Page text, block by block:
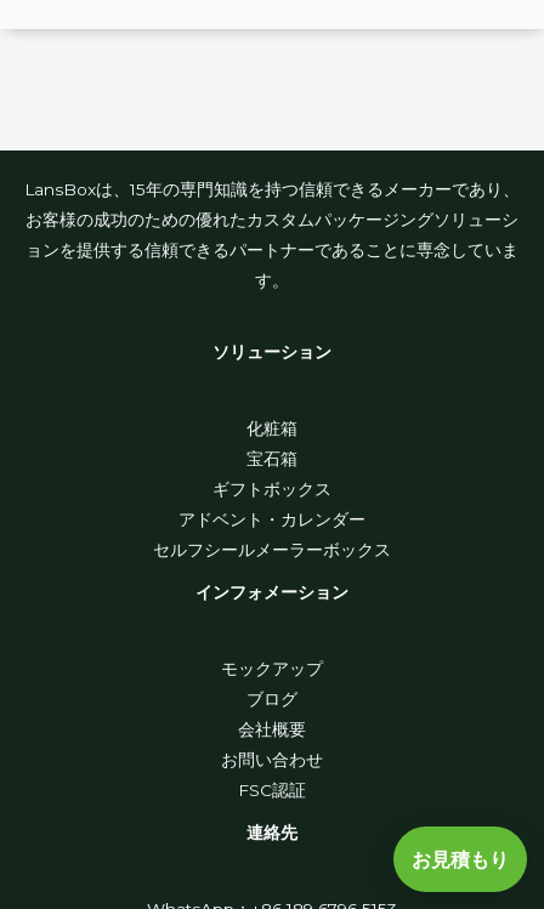
LansBoxは、15年の専門知識を持つ信頼できるメーカーであり、
お客様の成功のための優れたカスタムパッケージングソリューシ
ョンを提供する信頼できるパートナーであることに専念していま
す。
ソリューション
化粧箱
宝石箱
ギフトボックス
アドベント・カレンダー
セルフシールメーラーボックス
インフォメーション
モックアップ
ブログ
会社概要
お問い合わせ
FSC認証
連絡先
お見積もり